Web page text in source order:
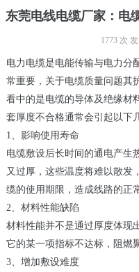
东莞电线电缆厂家：电
1773 次
电力电缆是电能传输与电力分
常重要，关于电缆质量问题其
看中的是电缆的导体及绝缘材
套厚度不合格通常会引起以下
1、影响使用寿命
电缆敷设后长时间的通电产生
又过厚，这些温度将难以散发
缆的使用期限，造成线路的正
2、材料性能缺陷
材料性能并不是通过厚度体现
它的某一项指标不达标，阻燃
3、增加敷设难度